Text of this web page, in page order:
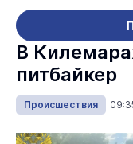
В
питбайкер
Происшествия